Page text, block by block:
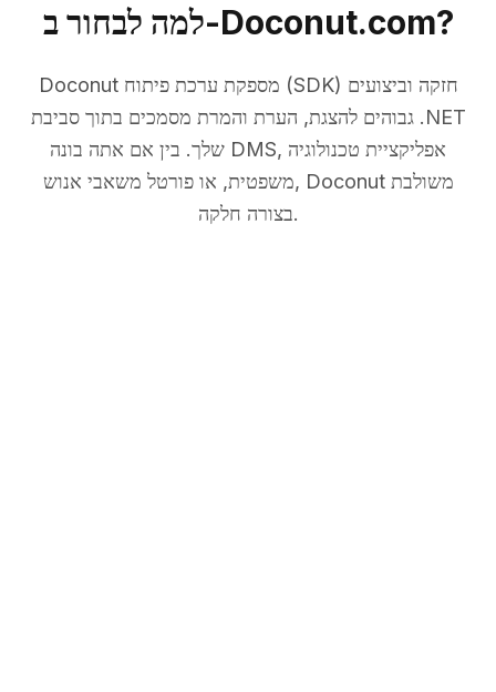
למה לבחור ב-Doconut.com?
Doconut מספקת ערכת פיתוח (SDK) חזקה וביצועים
גבוהים להצגת, הערת והמרת מסמכים בתוך סביבת .NET
שלך. בין אם אתה בונה DMS, אפליקציית טכנולוגיה
משפטית, או פורטל משאבי אנוש, Doconut משולבת
בצורה חלקה.